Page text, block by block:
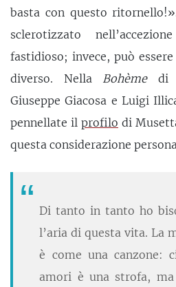
basta con questo
sclerotizzato
fastidioso; invece, può
diverso. Nella Bohèmedi
Giuseppe Giacosa e Luigi
pennellate il profilo di
questa considerazione
Di tanto in tanto ho
l’aria di questa vita. La
è come una canzone:
amori è una strofa,